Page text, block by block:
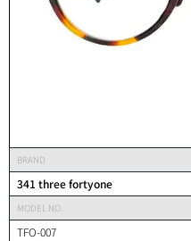
BRAND
341 three fortyone
MODEL NO.
TFO-007